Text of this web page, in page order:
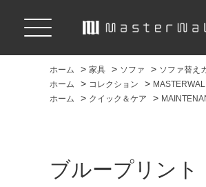
ホーム > 家具 > ソファ > ソファ替え
ホーム
> コレクション > MASTERWAL
ホーム
> クイック＆ケア >
ブループリント